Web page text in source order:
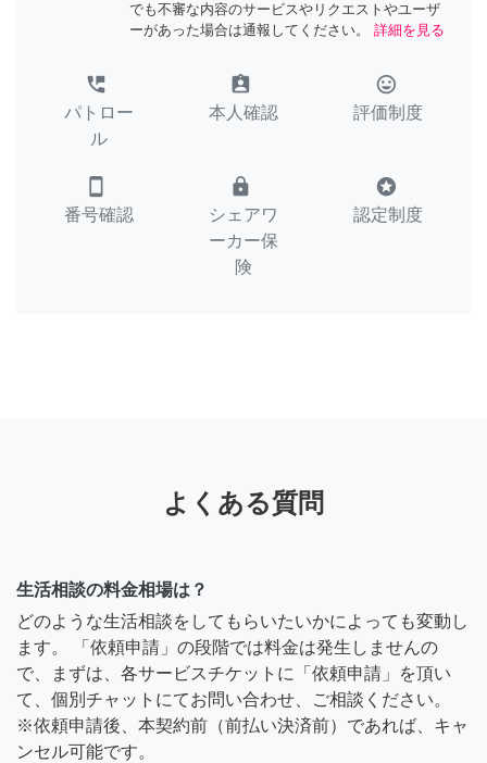
でも不審な内容のサービスやリクエストやユーザ
ーがあった場合は通報してください。
詳細を見る
perm_phone_msg
パトロー
ル
assignment_ind
本人確認
tag_faces
評価制度
smartphone
番号確認
lock
シェアワ
ーカー保
険
stars
認定制度
よくある質問
生活相談の料金相場は？
どのような生活相談をしてもらいたいかによっても変動し
ます。 「依頼申請」の段階では料金は発生しませんの
で、まずは、各サービスチケットに「依頼申請」を頂い
て、個別チャットにてお問い合わせ、ご相談ください。
※依頼申請後、本契約前（前払い決済前）であれば、キャ
ンセル可能です。